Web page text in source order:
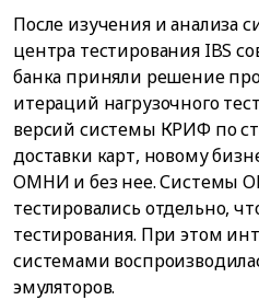
После изучения и анализа
центра тестирования IBS
банка приняли решение
итераций нагрузочного
версий системы КРИФ по
доставки карт, новому
ОМНИ и без нее. Системы
тестировались отдельно,
тестирования. При этом
системами
эмуляторов.